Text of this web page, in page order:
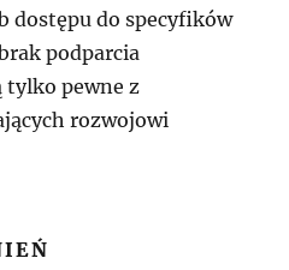
dostępu do specyfików
podparcia
tylko pewne z
rozwojowi